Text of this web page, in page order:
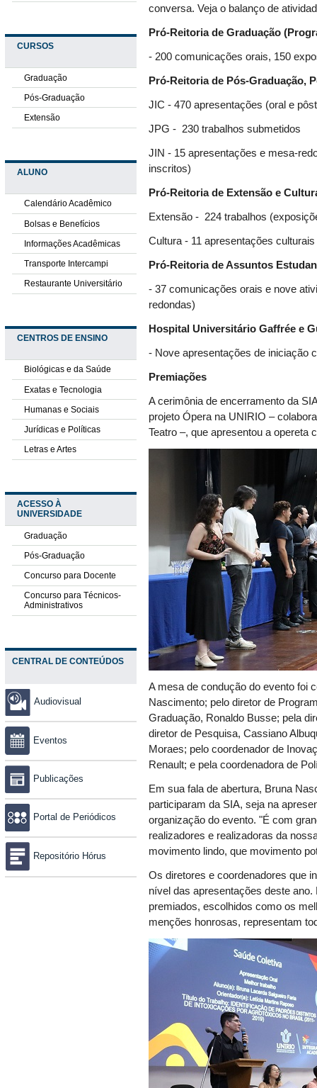
CURSOS
Graduação
Pós-Graduação
Extensão
ALUNO
Calendário Acadêmico
Bolsas e Benefícios
Informações Acadêmicas
Transporte Intercampi
Restaurante Universitário
CENTROS DE ENSINO
Biológicas e da Saúde
Exatas e Tecnologia
Humanas e Sociais
Jurídicas e Políticas
Letras e Artes
ACESSO À
UNIVERSIDADE
Graduação
Pós-Graduação
Concurso para Docente
Concurso para Técnicos-
Administrativos
CENTRAL DE CONTEÚDOS
Audiovisual
Eventos
Publicações
Portal de Periódicos
Repositório Hórus
conversa. Veja o balanço de
Pró-Reitoria de Graduação
- 200 comunicações orais, 150
Pró-Reitoria de Pós-Graduação,
JIC - 470 apresentações (oral e
JPG - 230 trabalhos submetidos
JIN - 15 apresentações e mesa-
inscritos)
Pró-Reitoria de Extensão e
Extensão - 224 trabalhos
Cultura - 11 apresentações
Pró-Reitoria de Assuntos
- 37 comunicações orais e nove
redondas)
Hospital Universitário Gaffrée e
- Nove apresentações de iniciação
Premiações
A cerimônia de encerramento da
projeto Ópera na UNIRIO –
Teatro –, que apresentou a opereta
A mesa de condução do evento foi
Nascimento; pelo diretor de
Graduação, Ronaldo Busse; pela
diretor de Pesquisa, Cassiano
Moraes; pelo coordenador de
Renault; e pela coordenadora de
Em sua fala de abertura, Bruna
participaram da SIA, seja na
organização do evento. "É com
realizadores e realizadoras da
movimento lindo, que movimento
Os diretores e coordenadores que
nível das apresentações deste
premiados, escolhidos como os
menções honrosas, representam